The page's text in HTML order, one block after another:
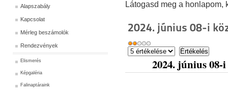
Alapszabály
Kapcsolat
Mérleg beszámolók
Rendezvények
Elismerés
Képgaléria
Falinaptáraink
Látogasd meg a honlapom,
2024. június 08-i
2024. június